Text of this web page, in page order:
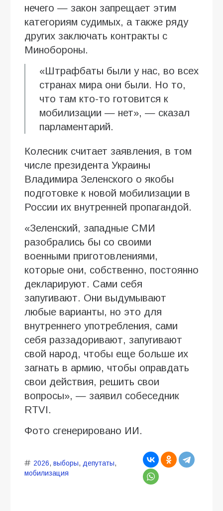
нечего — закон запрещает этим
категориям судимых, а также ряду
других заключать контракты с
Минобороны.
«Штрафбаты были у нас, во всех
странах мира они были. Но то,
что там кто-то готовится к
мобилизации — нет», — сказал
парламентарий.
Колесник считает заявления, в том
числе президента Украины
Владимира Зеленского о якобы
подготовке к новой мобилизации в
России их внутренней пропагандой.
«Зеленский, западные СМИ
разобрались бы со своими
военными приготовлениями,
которые они, собственно, постоянно
декларируют. Сами себя
запугивают. Они выдумывают
любые варианты, но это для
внутреннего употребления, сами
себя раззадоривают, запугивают
свой народ, чтобы еще больше их
загнать в армию, чтобы оправдать
свои действия, решить свои
вопросы», — заявил собеседник
RTVI.
Фото сгенерировано ИИ.
2026, выборы, депутаты,
мобилизация